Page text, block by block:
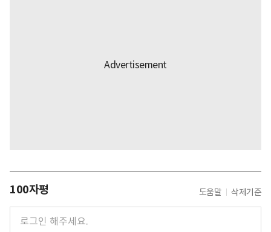
100자평 도움말 삭제기준